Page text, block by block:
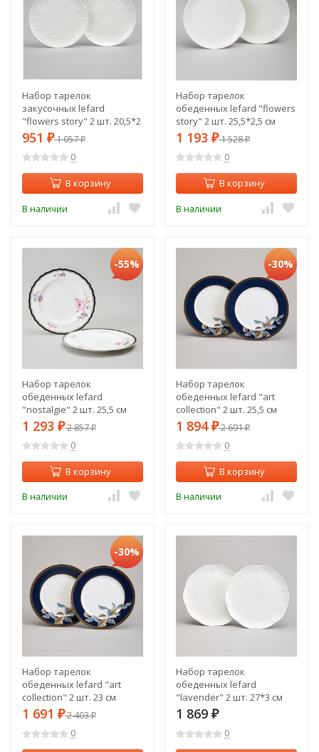
Набор тарелок
закусочных lefard
"flowers story" 2 шт. 20,5*2
см Lefard (474-266)
951 ₽1 057₽
0
В корзину
В наличии
Набор тарелок
обеденных lefard "flowers
story" 2 шт. 25,5*2,5 см
Lefard (474-265)
1 193 ₽1 528₽
0
В корзину
В наличии
-55%
Набор тарелок
обеденных lefard
"nostalgie" 2 шт. 25,5 см
Lefard (590-667)
1 293 ₽2 857₽
0
В корзину
В наличии
-30%
Набор тарелок
обеденных lefard "art
collection" 2 шт. 25,5 см
Lefard (590-692)
1 894 ₽2 691₽
0
В корзину
В наличии
-30%
Набор тарелок
обеденных lefard "art
collection" 2 шт. 23 см
Lefard (590-690)
1 691 ₽2 403₽
0
Набор тарелок
обеденных lefard
"lavender" 2 шт. 27*3 см
Lefard (761-141)
1 869 ₽
0